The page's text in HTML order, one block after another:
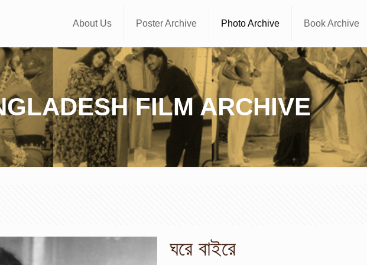
About Us Poster Archive Photo Archive Book Archive
FILM ARCHIVE
ঘরে বাইরে